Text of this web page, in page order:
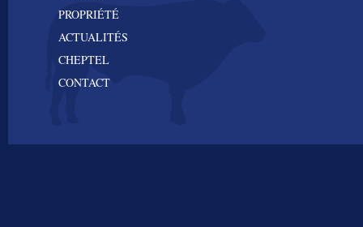
PROPRIÉTÉ
ACTUALITÉS
CHEPTEL
CONTACT